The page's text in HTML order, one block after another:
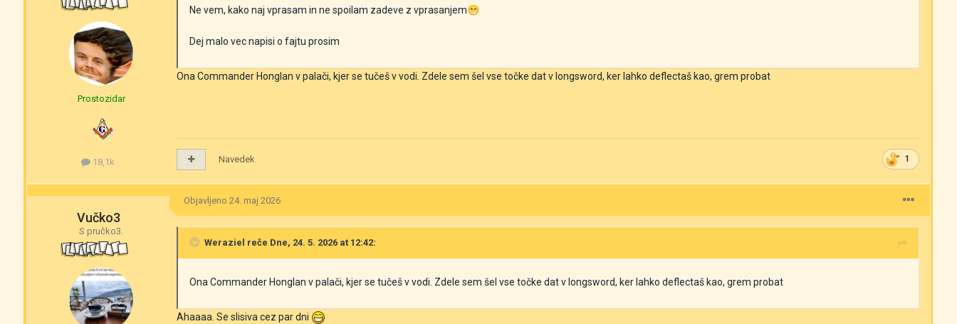
Prostozidar
18,1k
Ne vem, kako naj vprasam in ne spoilam zadeve z vprasanjem😁
Dej malo vec napisi o fajtu prosim
Ona Commander Honglan v palači, kjer se tučeš v vodi. Zdele sem šel vse točke dat v longsword, ker lahko deflectaš kao, grem probat
1
Navedek
Vučko3
S pručko3.
Objavljeno24. maj 2026
Weraziel reče Dne, 24. 5. 2026 at 12:42:
Ona Commander Honglan v palači, kjer se tučeš v vodi. Zdele sem šel vse točke dat v longsword, ker lahko deflectaš kao, grem probat
Ahaaaa. Se slisiva cez par dni